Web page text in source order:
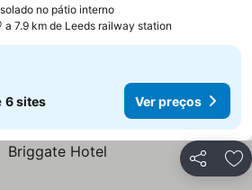
no pátio interno
a 7.9 km de Leeds railway station
6 sites Ver preços
Partilhar